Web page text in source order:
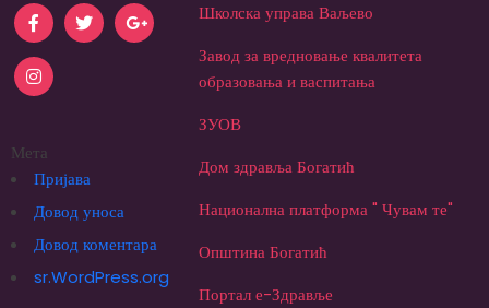
Мета
Пријава
Довод уноса
Довод коментара
sr.WordPress.org
Школска управа Ваљево
Завод за вредновање квалитета
образовања и васпитања
ЗУОВ
Дом здравља Богатић
Национална платформа " Чувам те"
Општина Богатић
Портал е-Здравље